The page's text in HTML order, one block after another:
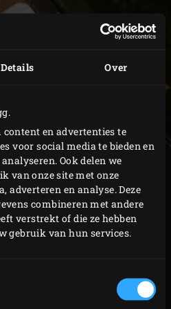
Details Over
en advertenties te
voor social media te bieden en
Ook delen we
van onze site met onze
adverteren en analyse. Deze
combineren met andere
verstrekt of die ze hebben
gebruik van hun services.
met de tarbot op het rooster.
EGG en laat de vis ca. 45
EGG en serveer in zijn geheel